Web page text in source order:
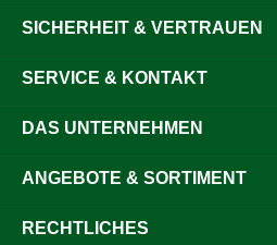
SICHERHEIT & VERTRAUEN
SERVICE & KONTAKT
DAS UNTERNEHMEN
ANGEBOTE & SORTIMENT
RECHTLICHES